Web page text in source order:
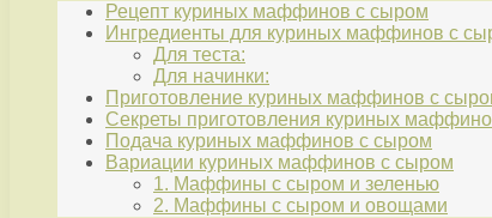
Рецепт куриных маффинов с сыром
Ингредиенты для куриных маффинов с
Для теста:
Для начинки:
Приготовление куриных маффинов с
Секреты приготовления куриных
Подача куриных маффинов с сыром
Вариации куриных маффинов с сыром
1. Маффины с сыром и зеленью
2. Маффины с сыром и овощами